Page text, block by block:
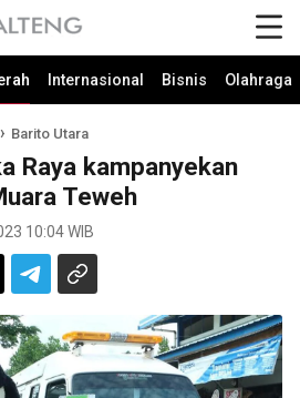
Internasional Bisnis Olahraga
Barito Utara
Raya kampanyekan
Teweh
10:04 WIB